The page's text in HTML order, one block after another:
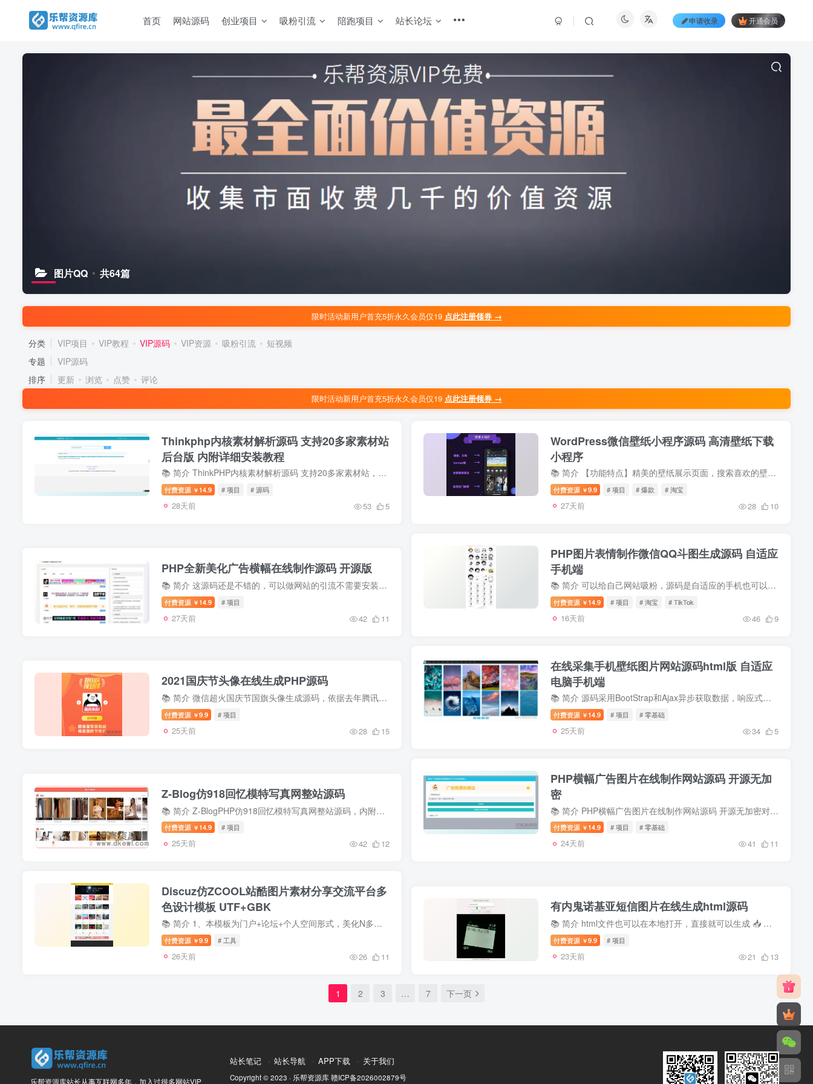
首页 网站源码 创业项目 吸粉引流 陪跑项目 站长论坛 申请收录 开通会员
图片QQ 共64篇
限时活动新用户首充5折永久会员仅19 点此注册领券 →
分类 VIP项目 VIP教程 VIP源码 VIP资源 吸粉引流
短视频
专题
VIP源码
排序
更新 浏览 点赞 评论
限时活动新用户首充5折永久会员仅19 点此注册领券 →
Thinkphp内核素材解析源码 支持20多家素材站
后台版 内附详细安装教程
📚 简介 ThinkPHP内核素材解析源码 支持20多家素材站，内附详细安装教程网站运行目录public，最低php5.62019-05-13 更新日志：新增批量添加会员新增卡密充值功能新增代理功能重构解析系...
付费资源 ￥ 14.9 # 项目 # 源码
28天前 53 5
WordPress微信壁纸小程序源码 高清壁纸下载
小程序
📚 简介 【功能特点】精美的壁纸展示页面，搜索喜欢的壁纸，下载壁纸需观看激励视频广告，看一次，可免费下一天，热门壁纸榜单，壁纸收藏、分享功能。【注意事项】本程序需搭建在wordpre...
付费资源 ￥9.9 # 项目 # 爆款 # 淘宝
27天前 28 10
PHP全新美化广告横幅在线制作源码 开源版
📚 简介 这源码还是不错的，可以做网站的引流不需要安装上传就可以使用，在第一版基础上做了二次开发更加好用注意：主机和服务器均可架设搭建,如果使用宝塔架设点击访问的时候提示找不到...
付费资源 ￥ 14.9 # 项目
27天前 42 11
PHP图片表情制作微信QQ斗图生成源码 自适应
手机端
📚 简介 可以给自己网站吸粉，源码是自适应的手机也可以浏览！ 源码集成了搜狗搜索图片接口，可以一键搜索百万图片，还有表情制作等模块 📥 资源下载 https://www.skpan.cn/NrL2g...
付费资源 ￥ 14.9 # 项目 # 淘宝 # TikTok
16天前 46 9
2021国庆节头像在线生成PHP源码
📚 简介 微信超火国庆节国旗头像生成源码，依据去年腾讯新闻活动修改，新增中秋节头像，静态页前端生成速度超快! 📥 资源下载 https://www.skpan.cn/2nCjl7dA1wR 📢 声明...
付费资源 ￥9.9 # 项目
25天前 28 15
在线采集手机壁纸图片网站源码html版 自适应
电脑手机端
📚 简介 源码采用BootStrap和Ajax异步获取数据，响应式的页面 在电脑和手机端的体验都不错。 📥 资源下载 https://www.skpan.cn/WylS16r3g8Z 📢 声明：本站所有源码均来自...
付费资源 ￥ 14.9 # 项目 # 零基础
25天前 34 5
Z-Blog仿918回忆模特写真网整站源码
📚 简介 Z-BlogPHP仿918回忆模特写真网整站源码，内附安装说明 📥 资源下载 https://www.skpan.cn/nCvVrb2Lfzd 📢 声明：本站所有源码均来自互联网，均可免费下载，仅供会...
付费资源 ￥ 14.9 # 项目
25天前 42 12
PHP横幅广告图片在线制作网站源码 开源无加
密
📚 简介 PHP横幅广告图片在线制作网站源码 开源无加密对于小型代刷、卡盟等站长买广告位放的横幅图片制作 非常方便首页内容修改文件在index.php文字 首页文字广告修改在jason.php文件源...
付费资源 ￥ 14.9 # 项目 # 零基础
24天前 41 11
Discuz仿ZCOOL站酷图片素材分享交流平台多
色设计模板 UTF+GBK
📚 简介 1、本模板为门户+论坛+个人空间形式，美化N多默认模板页面2、全新的搜索页，搜索页面图片展示。3、全新独家论坛首页版块卡片形式展示方式，分区切换4、版块列表页，全新设计的图...
付费资源 ￥9.9 # 工具
26天前 26 11
有内鬼诺基亚短信图片在线生成html源码
📚 简介 html文件也可以在本地打开，直接就可以生成 📥 资源下载 https://www.skpan.cn/OlNMxyUJYZO 📢 声明：本站所有源码均来自互联网，均可免费下载，仅供会员学习测试...
付费资源 ￥9.9 # 项目
23天前 21 13
1 2 3 … 7 下一页
乐帮资源库站长从事互联网多年，加入过很多网站VIP
站长笔记 站长导航 APP下载 关于我们
Copyright © 2023 · 乐帮资源库赣ICP备2026002879号